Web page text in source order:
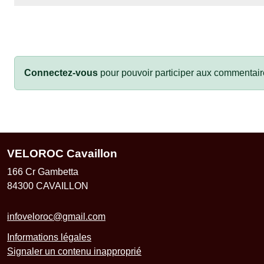
Connectez-vous pour pouvoir participer aux
VELOROC Cavaillon
166 Cr Gambetta
84300 CAVAILLON
infoveloroc@gmail.com
Informations légales
Signaler un contenu inapproprié